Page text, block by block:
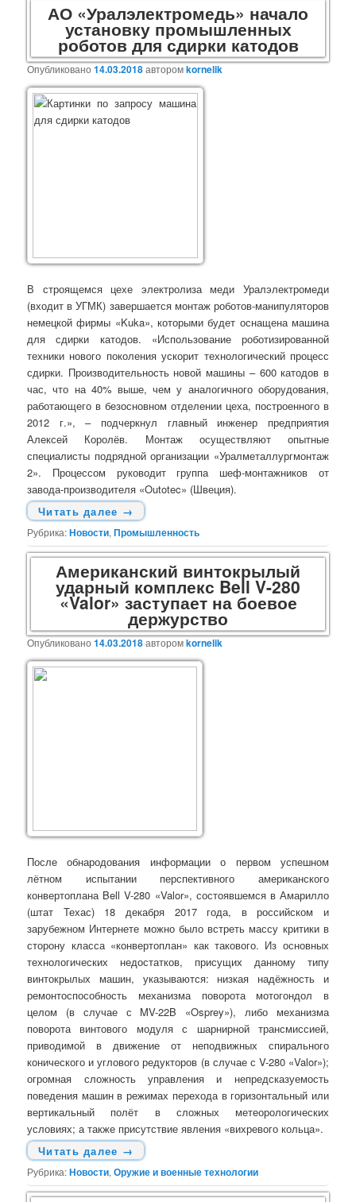
АО «Уралэлектромедь» начало
установку промышленных
роботов для сдирки катодов
Опубликовано14.03.2018авторомkornelik
В строящемся цехе электролиза меди Уралэлектромеди
(входит в УГМК) завершается монтаж роботов-манипуляторов
немецкой фирмы «Kuka», которыми будет оснащена машина
для сдирки катодов. «Использование роботизированной
техники нового поколения ускорит технологический процесс
сдирки. Производительность новой машины – 600 катодов в
час, что на 40% выше, чем у аналогичного оборудования,
работающего в безосновном отделении цеха, построенного в
2012 г.», – подчеркнул главный инженер предприятия
Алексей Королёв. Монтаж осуществляют опытные
специалисты подрядной организации «Уралметаллургмонтаж
2». Процессом руководит группа шеф-монтажников от
завода-производителя «Outotec» (Швеция).
Читать далее →
Рубрика:Новости,Промышленность
Американский винтокрылый
ударный комплекс Bell V-280
«Valor» заступает на боевое
держурство
Опубликовано14.03.2018авторомkornelik
После обнародования информации о первом успешном
лётном испытании перспективного американского
конвертоплана Bell V-280 «Valor», состоявшемся в Амарилло
(штат Техас) 18 декабря 2017 года, в российском и
зарубежном Интернете можно было встреть массу критики в
сторону класса «конвертоплан» как такового. Из основных
технологических недостатков, присущих данному типу
винтокрылых машин, указываются: низкая надёжность и
ремонтоспособность механизма поворота мотогондол в
целом (в случае с MV-22B «Osprey»), либо механизма
поворота винтового модуля с шарнирной трансмиссией,
приводимой в движение от неподвижных спирального
конического и углового редукторов (в случае с V-280 «Valor»);
огромная сложность управления и непредсказуемость
поведения машин в режимах перехода в горизонтальный или
вертикальный полёт в сложных метеорологических
условиях; а также присутствие явления «вихревого кольца».
Читать далее →
Рубрика:Новости,Оружие и военные технологии